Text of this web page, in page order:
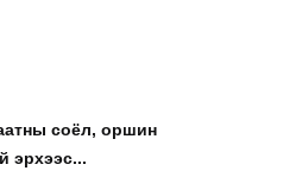
соёл, оршин
эрхээс...